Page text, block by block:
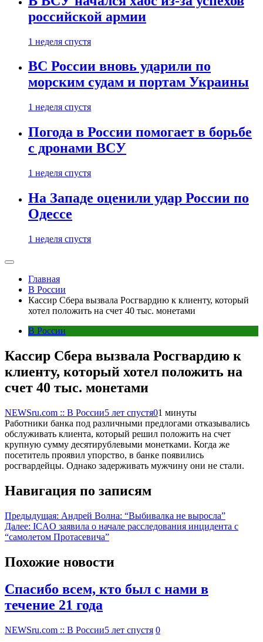
российской армии
1 неделя спустя
ВС России вновь ударили по
морским судам и портам Украины
1 неделя спустя
Погода в России помогает в борьбе
с дронами ВСУ
1 неделя спустя
На Западе оценили удар России по
Одессе
1 неделя спустя
Главная
В России
Кассир Сбера вызвала Росгвардию к клиенту, который
хотел положить на счет 40 тыс. монетами
В России
Кассир Сбера вызвала Росгвардию к
клиенту, который хотел положить на
счет 40 тыс. монетами
NEWSru.com :: В России5 лет спустя01 минуты
Работники банка под различными предлогами отказывались
обслуживать клиента, который решил положить на счет
крупную сумму десятирублевыми монетками. Когда же
посетитель проявил упорство, в банке появились
росгвардейцы. Однако задерживать мужчину они не стали.
Навигация по записям
Предыдущая: Андрей Волна: “Выбивалка не выросла”
Далее: ICAO заявила о начале расследования инцидента с
“самолетом Протасевича”
Похожие новости
Спасибо всем, кто был с нами в
течение 21 года
NEWSru.com :: В России5 лет спустя 0